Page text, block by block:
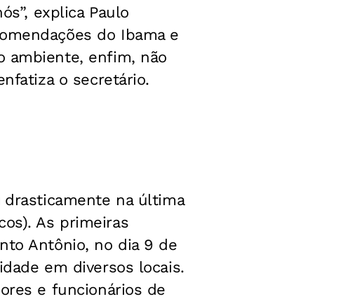
explica Paulo
do Ibama e
ambiente, enfim, não
o secretário.
na última
As primeiras
Antônio, no dia 9 de
em diversos locais.
e funcionários de